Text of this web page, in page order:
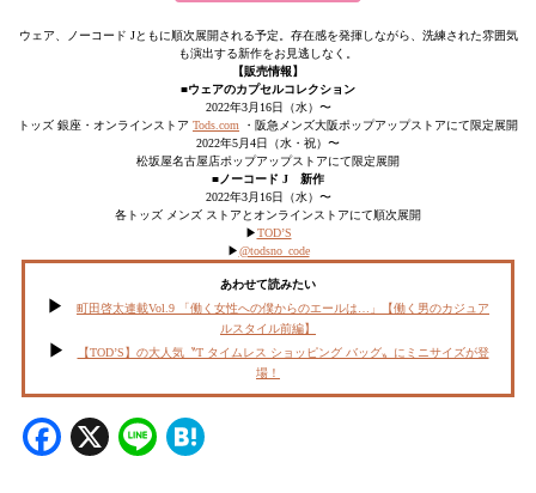
ウェア、ノーコード Jともに順次展開される予定。存在感を発揮しながら、洗練された雰囲気
も演出する新作をお見逃しなく。
【販売情報】
■ウェアのカプセルコレクション
2022年3月16日（水）〜
トッズ 銀座・オンラインストア Tods.com ・阪急メンズ大阪ポップアップストアにて限定展開
2022年5月4日（水・祝）〜
松坂屋名古屋店ポップアップストアにて限定展開
■ノーコード J 新作
2022年3月16日（水）〜
各トッズ メンズ ストアとオンラインストアにて順次展開
▶︎TOD’S
▶︎@todsno_code
あわせて読みたい
町田啓太連載Vol.9 「働く女性への僕からのエールは…」【働く男のカジュア
ルスタイル前編】
【TOD’S】の大人気〝T タイムレス ショッピング バッグ〟にミニサイズが登
場！
Facebook
X Line